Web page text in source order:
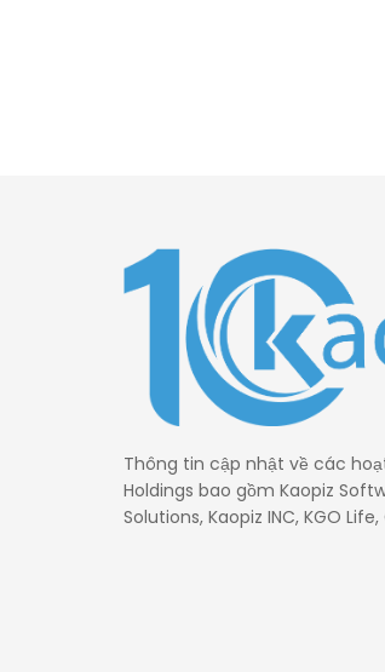
Thông tin cập nhật về các
Holdings bao gồm Kaopiz
Solutions, Kaopiz INC, KGO